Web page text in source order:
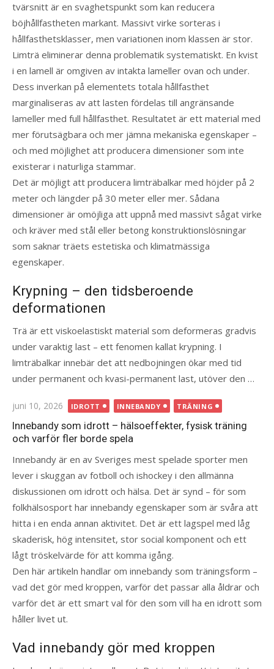
tvärsnitt är en svaghetspunkt som kan reducera
böjhållfastheten markant. Massivt virke sorteras i
hållfasthetsklasser, men variationen inom klassen är stor.
Limträ eliminerar denna problematik systematiskt. En kvist
i en lamell är omgiven av intakta lameller ovan och under.
Dess inverkan på elementets totala hållfasthet
marginaliseras av att lasten fördelas till angränsande
lameller med full hållfasthet. Resultatet är ett material med
mer förutsägbara och mer jämna mekaniska egenskaper –
och med möjlighet att producera dimensioner som inte
existerar i naturliga stammar.
Det är möjligt att producera limträbalkar med höjder på 2
meter och längder på 30 meter eller mer. Sådana
dimensioner är omöjliga att uppnå med massivt sågat virke
och kräver med stål eller betong konstruktionslösningar
som saknar träets estetiska och klimatmässiga
egenskaper.
Krypning – den tidsberoende
deformationen
Trä är ett viskoelastiskt material som deformeras gradvis
under varaktig last – ett fenomen kallat krypning. I
limträbalkar innebär det att nedbojningen ökar med tid
under permanent och kvasi-permanent last, utöver den …
Publicerad
den
juni 10, 2026 IDROTT INNEBANDY TRÄNING
Innebandy som idrott – hälsoeffekter, fysisk träning
och varför fler borde spela
Innebandy är en av Sveriges mest spelade sporter men
lever i skuggan av fotboll och ishockey i den allmänna
diskussionen om idrott och hälsa. Det är synd – för som
folkhälsosport har innebandy egenskaper som är svåra att
hitta i en enda annan aktivitet. Det är ett lagspel med låg
skaderisk, hög intensitet, stor social komponent och ett
lågt tröskelvärde för att komma igång.
Den här artikeln handlar om innebandy som träningsform –
vad det gör med kroppen, varför det passar alla åldrar och
varför det är ett smart val för den som vill ha en idrott som
håller livet ut.
Vad innebandy gör med kroppen